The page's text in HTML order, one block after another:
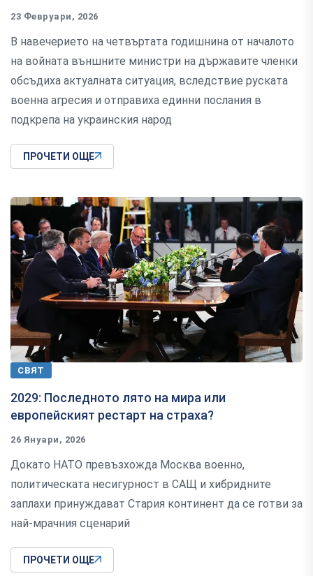
23 Февруари, 2026
В навечерието на четвъртата годишнина от началото
на войната външните министри на държавите членки
обсъдиха актуалната ситуация, вследствие руската
военна агресия и отправиха единни послания в
подкрепа на украинския народ
ПРОЧЕТИ ОЩЕ
СВЯТ
2029: Последното лято на мира или
европейският рестарт на страха?
26 Януари, 2026
Докато НАТО превъзхожда Москва военно,
политическата несигурност в САЩ и хибридните
заплахи принуждават Стария континент да се готви за
най-мрачния сценарий
ПРОЧЕТИ ОЩЕ